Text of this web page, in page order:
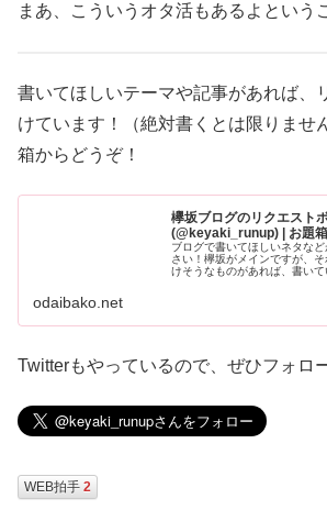
まあ、こういうオタ活もあるよという
書いてほしいテーマや記事があれば、
けています！（絶対書くとは限りませ
箱からどうぞ！
欅坂ブログのリクエスト
(@keyaki_runup) | お題箱
ブログで書いてほしいネタな
さい！欅坂がメインですが、
けそうなものがあれば、書いて
odaibako.net
Twitterもやっているので、ぜひフォロ
WEB拍手 2